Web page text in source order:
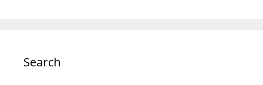
Search